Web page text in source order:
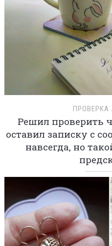
Решил проверить
оставил записку с
навсегда, но